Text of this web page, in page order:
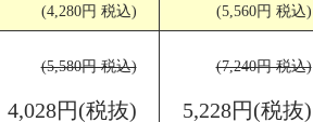
(4,280円 税込) (5,560円 税込)
(5,580円 税込)
4,028円(税抜)
(7,240円 税込)
5,228円(税抜)